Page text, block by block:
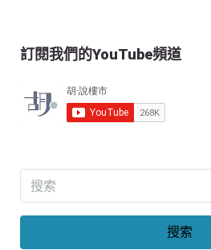
訂閱我們的YouTube頻道
搜索